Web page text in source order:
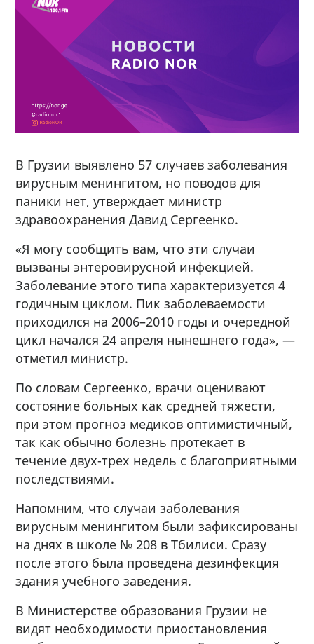
В Грузии выявлено 57 случаев заболевания
вирусным менингитом, но поводов для
паники нет, утверждает министр
здравоохранения Давид Сергеенко.
«Я могу сообщить вам, что эти случаи
вызваны энтеровирусной инфекцией.
Заболевание этого типа характеризуется 4
годичным циклом. Пик заболеваемости
приходился на 2006–2010 годы и очередной
цикл начался 24 апреля нынешнего года», —
отметил министр.
По словам Сергеенко, врачи оценивают
состояние больных как средней тяжести,
при этом прогноз медиков оптимистичный,
так как обычно болезнь протекает в
течение двух-трех недель с благоприятными
последствиями.
Напомним, что случаи заболевания
вирусным менингитом были зафиксированы
на днях в школе № 208 в Тбилиси. Сразу
после этого была проведена дезинфекция
здания учебного заведения.
В Министерстве образования Грузии не
видят необходимости приостановления